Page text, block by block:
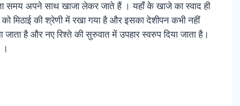
समय अपने साथ खाजा लेकर जाते हैं । यहाँ के खाजे का स्वाद ही
मिठाई की श्रेणी में रखा गया है और इसका देशीपन कभी नहीं
है और नए रिश्ते की सुरुवात में उपहार स्वरुप दिया जाता है।
।